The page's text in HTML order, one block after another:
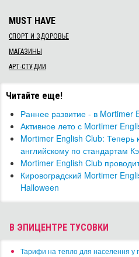
MUST HAVE
СПОРТ И ЗДОРОВЬЕ
МАГАЗИНЫ
АРТ-СТУДИИ
Читайте еще!
Раннее развитие - в Mortimer
Активное лето с Mortimer
Mortimer English Club: Теперь
английскому по стандартам
Mortimer English Club
Кировоградский Mortimer
Halloween
В ЭПИЦЕНТРЕ ТУСОВКИ
​Тарифи на тепло для населення у